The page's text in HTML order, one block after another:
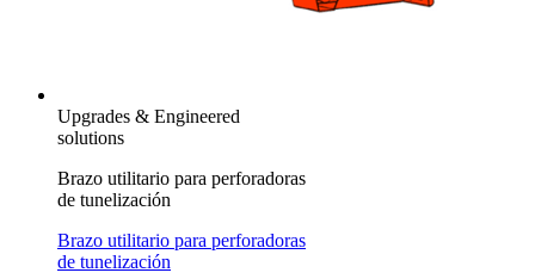
Upgrades & Engineered
solutions
Brazo utilitario para perforadoras
de tunelización
Brazo utilitario para perforadoras
de tunelización